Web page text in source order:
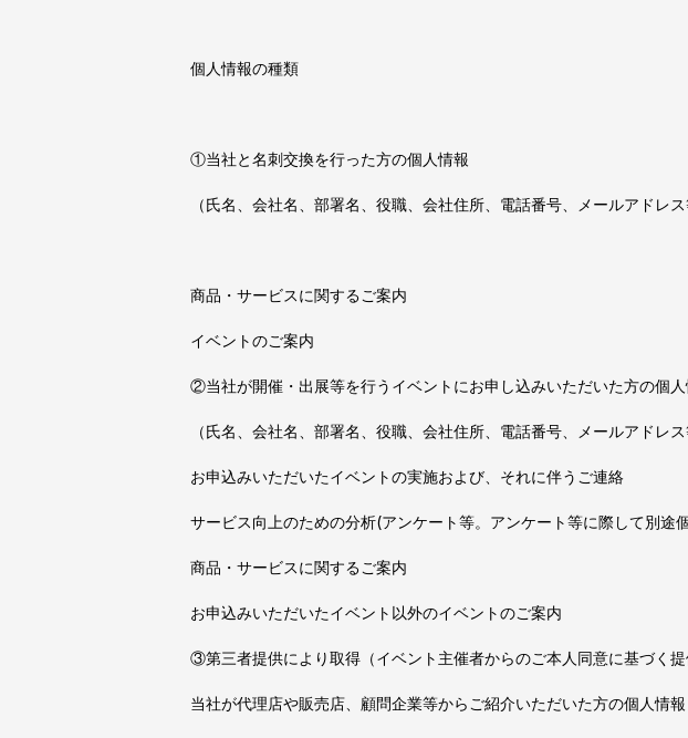
個人情報の種類
①当社と名刺交換を行った方の個人情報
（氏名、会社名、部署名、役職、会社住所、電話番号、メールアドレス
商品・サービスに関するご案内
イベントのご案内
②当社が開催・出展等を行うイベントにお申し込みいただいた方の個人
（氏名、会社名、部署名、役職、会社住所、電話番号、メールアドレス
お申込みいただいたイベントの実施および、それに伴うご連絡
サービス向上のための分析(アンケート等。アンケート等に際して別
商品・サービスに関するご案内
お申込みいただいたイベント以外のイベントのご案内
③第三者提供により取得（イベント主催者からのご本人同意に基づく提
当社が代理店や販売店、顧問企業等からご紹介いただいた方の個人情報